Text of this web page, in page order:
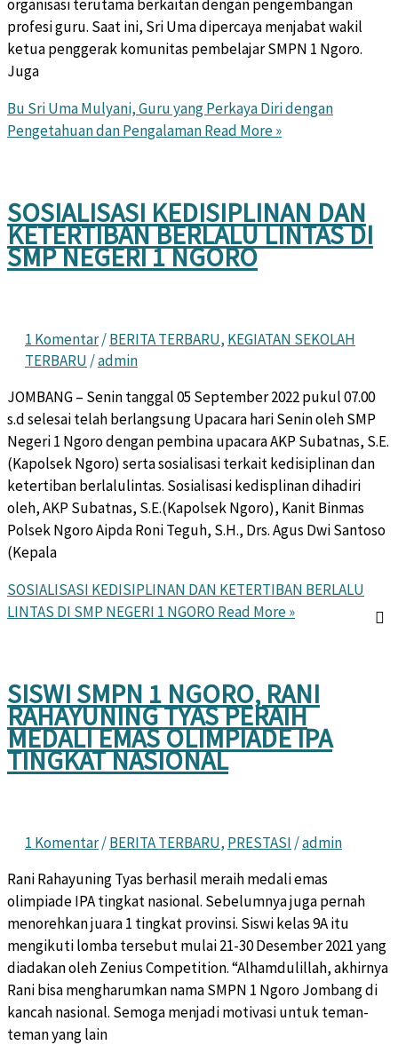
organisasi terutama berkaitan dengan pengembangan
profesi guru. Saat ini, Sri Uma dipercaya menjabat wakil
ketua penggerak komunitas pembelajar SMPN 1 Ngoro.
Juga
Bu Sri Uma Mulyani, Guru yang Perkaya Diri dengan
Pengetahuan dan PengalamanRead More »
SOSIALISASI KEDISIPLINAN DAN
KETERTIBAN BERLALU LINTAS DI
SMP NEGERI 1 NGORO
1 Komentar/BERITA TERBARU, KEGIATAN SEKOLAH
TERBARU /admin
JOMBANG – Senin tanggal 05 September 2022 pukul 07.00
s.d selesai telah berlangsung Upacara hari Senin oleh SMP
Negeri 1 Ngoro dengan pembina upacara AKP Subatnas, S.E.
(Kapolsek Ngoro) serta sosialisasi terkait kedisiplinan dan
ketertiban berlalulintas. Sosialisasi kedisplinan dihadiri
oleh, AKP Subatnas, S.E.(Kapolsek Ngoro), Kanit Binmas
Polsek Ngoro Aipda Roni Teguh, S.H., Drs. Agus Dwi Santoso
(Kepala
SOSIALISASI KEDISIPLINAN DAN KETERTIBAN BERLALU
LINTAS DI SMP NEGERI 1 NGORO Read More »
SISWI SMPN 1 NGORO, RANI
RAHAYUNING TYAS PERAIH
MEDALI EMAS OLIMPIADE IPA
TINGKAT NASIONAL
1 Komentar/BERITA TERBARU, PRESTASI /admin
Rani Rahayuning Tyas berhasil meraih medali emas
olimpiade IPA tingkat nasional. Sebelumnya juga pernah
menorehkan juara 1 tingkat provinsi. Siswi kelas 9A itu
mengikuti lomba tersebut mulai 21-30 Desember 2021 yang
diadakan oleh Zenius Competition. “Alhamdulillah, akhirnya
Rani bisa mengharumkan nama SMPN 1 Ngoro Jombang di
kancah nasional. Semoga menjadi motivasi untuk teman-
teman yang lain